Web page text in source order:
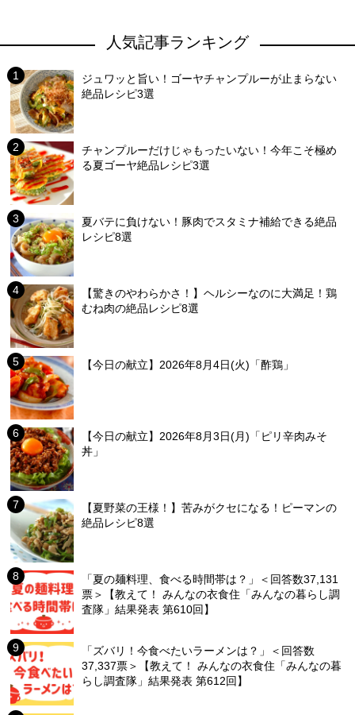
人気記事ランキング
ジュワッと旨い！ゴーヤチャンプルーが止まらない
絶品レシピ3選
チャンプルーだけじゃもったいない！今年こそ極め
る夏ゴーヤ絶品レシピ3選
夏バテに負けない！豚肉でスタミナ補給できる絶品
レシピ8選
【驚きのやわらかさ！】ヘルシーなのに大満足！鶏
むね肉の絶品レシピ8選
【今日の献立】2026年8月4日(火)「酢鶏」
【今日の献立】2026年8月3日(月)「ピリ辛肉みそ
丼」
【夏野菜の王様！】苦みがクセになる！ピーマンの
絶品レシピ8選
「夏の麺料理、食べる時間帯は？」＜回答数37,131
票＞【教えて！ みんなの衣食住「みんなの暮らし調
査隊」結果発表 第610回】
「ズバリ！今食べたいラーメンは？」＜回答数
37,337票＞【教えて！ みんなの衣食住「みんなの暮
らし調査隊」結果発表 第612回】